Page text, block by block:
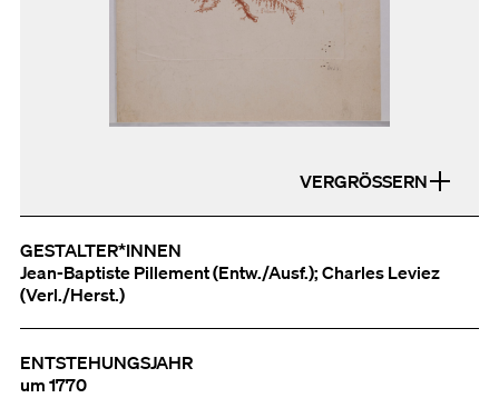
VERGRÖSSERN
GESTALTER*INNEN
Jean-Baptiste Pillement (Entw./Ausf.); Charles Leviez
(Verl./Herst.)
ENTSTEHUNGSJAHR
um 1770